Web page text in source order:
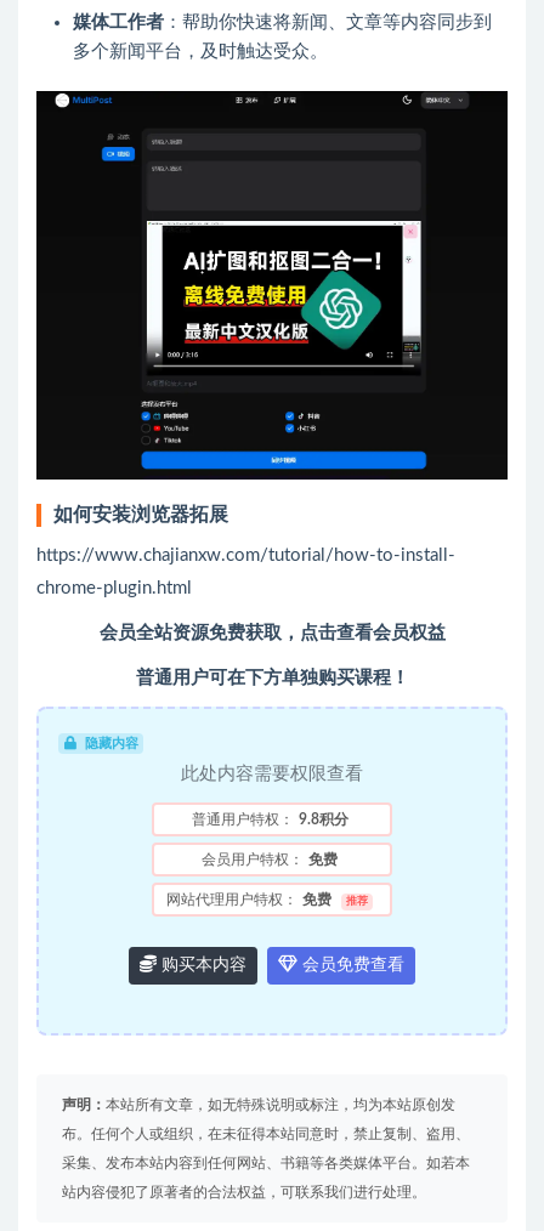
媒体工作者 ：帮助你快速将新闻、文章等内容同步到
多个新闻平台，及时触达受众。
如何安装浏览器拓展
https://www.chajianxw.com/tutorial/how-to-install-
chrome-plugin.html
会员全站资源免费获取，点击查看会员权益
普通用户可在下方单独购买课程！
隐藏内容
此处内容需要权限查看
普通用户特权： 9.8积分
会员用户特权： 免费
网站代理用户特权： 免费 推荐
购买本内容 会员免费查看
声明： 本站所有文章，如无特殊说明或标注，均为本站原创发
布。任何个人或组织，在未征得本站同意时，禁止复制、盗用、
采集、发布本站内容到任何网站、书籍等各类媒体平台。如若本
站内容侵犯了原著者的合法权益，可联系我们进行处理。